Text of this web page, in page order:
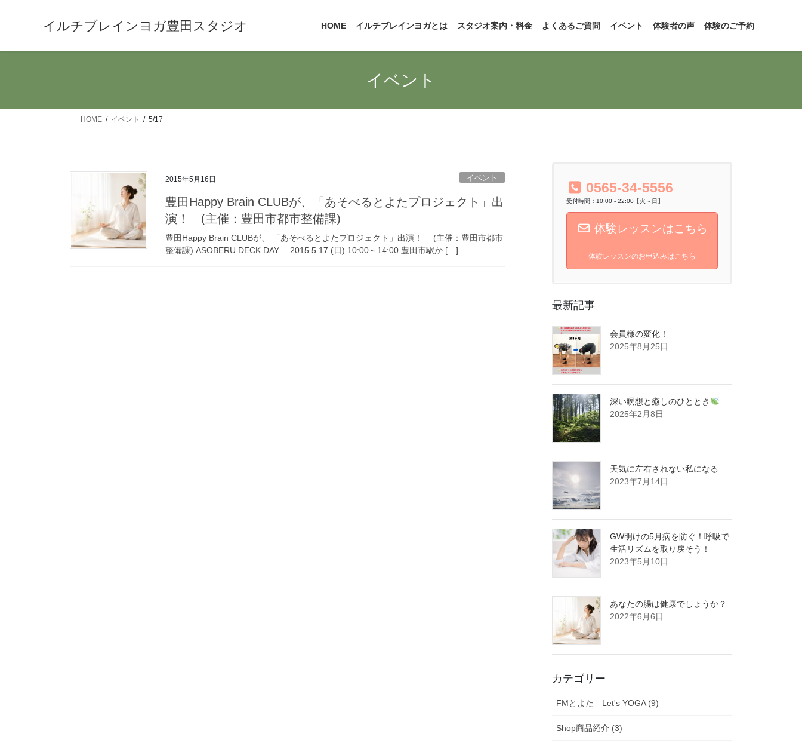
ン
ー
イルチブレインヨガ豊田スタジオ HOME イルチブレインヨガとは スタジオ案内・料金 よくあるご質問 イベント 体験者の声 体験のご予約
イベント
HOME イベント 5/17
2015年5月16日 イベント
豊田Happy Brain CLUBが、「あそべるとよたプロジェクト」出
演！ (主催：豊田市都市整備課)
豊田Happy Brain CLUBが、 「あそべるとよたプロジェクト」出演！ (主催：豊田市都市
整備課) ASOBERU DECK DAY… 2015.5.17 (日) 10:00～14:00 豊田市駅か […]
0565-34-5556
受付時間：10:00 - 22:00【火～日】
体験レッスンはこちら
体験レッスンのお申込みはこちら
最新記事
会員様の変化！
2025年8月25日
深い瞑想と癒しのひととき
2025年2月8日
天気に左右されない私になる
2023年7月14日
GW明けの5月病を防ぐ！呼吸で
生活リズムを取り戻そう！
2023年5月10日
あなたの腸は健康でしょうか？
2022年6月6日
カテゴリー
FMとよた Let's YOGA (9)
Shop商品紹介 (3)